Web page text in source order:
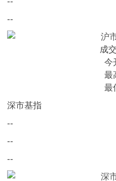
--
成
今
最
最
深市基指
--
--
--